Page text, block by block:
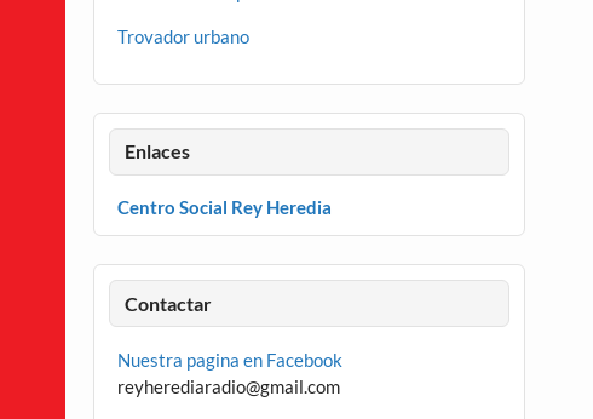
Trovador urbano
Enlaces
Centro Social Rey Heredia
Contactar
Nuestra pagina en Facebook
reyherediaradio@gmail.com